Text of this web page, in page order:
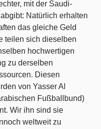
mit der Saudi-
Natürlich erhalten
das gleiche Geld
teilen sich dieselben
hochwertigen
zu derselben
Diesen
von Yasser Al
Fußballbund)
Wir ihn sind sie
weltweit zu